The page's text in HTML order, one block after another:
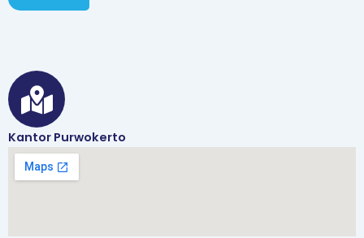
Kantor Purwokerto